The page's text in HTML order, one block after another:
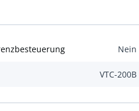
Nein
VTC-200B